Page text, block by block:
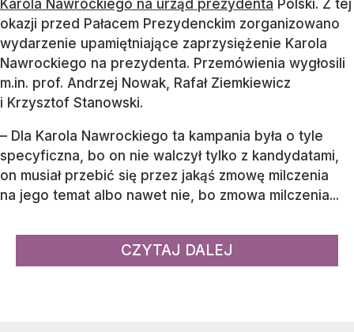
Karola Nawrockiego na urząd prezydenta Polski. Z tej
okazji przed Pałacem Prezydenckim zorganizowano
wydarzenie upamiętniające zaprzysiężenie Karola
Nawrockiego na prezydenta. Przemówienia wygłosili
m.in. prof. Andrzej Nowak, Rafał Ziemkiewicz
i Krzysztof Stanowski.
– Dla Karola Nawrockiego ta kampania była o tyle
specyficzna, bo on nie walczył tylko z kandydatami,
on musiał przebić się przez jakąś zmowę milczenia
na jego temat albo nawet nie, bo zmowa milczenia...
CZYTAJ DALEJ